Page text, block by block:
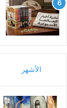
الأشهر